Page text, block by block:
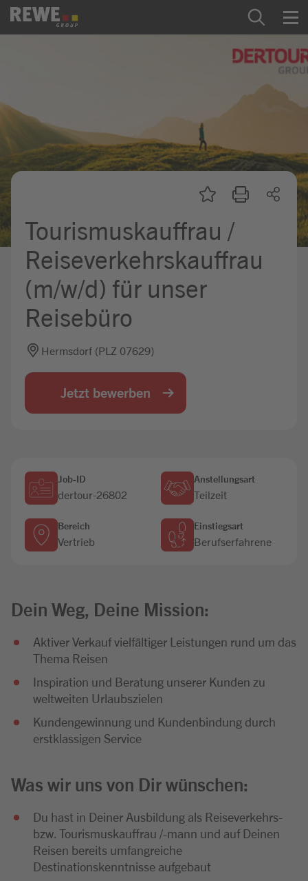
Zum Inhalt springen
REWE Group als Arbeitgeber
Ausbildung & Studium
Praktikum & Werkstudium
Mein Kandidat:innenprofil
Jobbörse
Tourismuskauffrau /
Reiseverkehrskauffrau
(m/w/d) für unser
Reisebüro
Hermsdorf (PLZ 07629)
Jetzt bewerben
Job-ID
dertour-26802
Anstellungsart
Teilzeit
Bereich
Vertrieb
Einstiegsart
Berufserfahrene
Dein Weg, Deine Mission:
Aktiver Verkauf vielfältiger Leistungen rund um das
Thema Reisen
Inspiration und Beratung unserer Kunden zu
weltweiten Urlaubszielen
Kundengewinnung und Kundenbindung durch
erstklassigen Service
Was wir uns von Dir wünschen:
Du hast in Deiner Ausbildung als Reiseverkehrs-
bzw. Tourismuskauffrau /-mann und auf Deinen
Reisen bereits umfangreiche
Destinationskenntnisse aufgebaut